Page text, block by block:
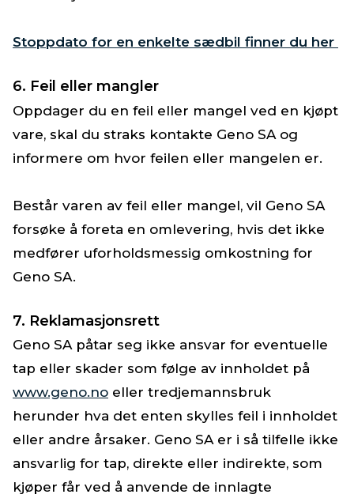
Stoppdato for en enkelte sædbil finner du her
6. Feil eller mangler
Oppdager du en feil eller mangel ved en kjøpt
vare, skal du straks kontakte Geno SA og
informere om hvor feilen eller mangelen er.
Består varen av feil eller mangel, vil Geno SA
forsøke å foreta en omlevering, hvis det ikke
medfører uforholdsmessig omkostning for
Geno SA.
7. Reklamasjonsrett
Geno SA påtar seg ikke ansvar for eventuelle
tap eller skader som følge av innholdet på
www.geno.no eller tredjemannsbruk
herunder hva det enten skylles feil i innholdet
eller andre årsaker. Geno SA er i så tilfelle ikke
ansvarlig for tap, direkte eller indirekte, som
kjøper får ved å anvende de innlagte